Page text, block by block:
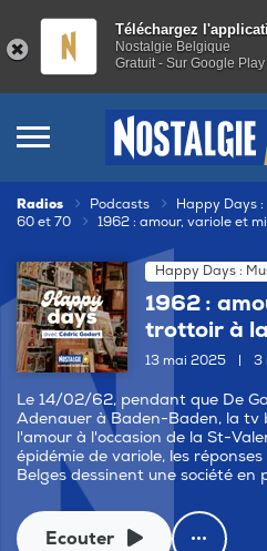
Téléchargez
Nostalgie Belgique
Gratuit - Sur Google Play
Radios Podcasts
Happy Days
60 et 70
1962 : amour, variole et
Happy Days :
1962 :
trottoir à
13 mai 2025 3
Le 14/02/62, pendant que De
Adenauer à Baden-Baden, la tv
l'amour à l'occasion de la St-
épidémie de variole, les
Belges dessinent une société en
Ecouter